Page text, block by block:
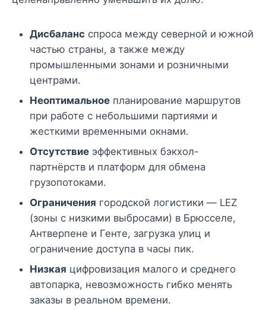
Дисбаланс спроса между северной и южной
частью страны, а также между
промышленными зонами и розничными
центрами.
Неоптимальное планирование маршрутов
при работе с небольшими партиями и
жесткими временными окнами.
Отсутствие эффективных бэкхол-
партнёрств и платформ для обмена
грузопотоками.
Ограничения городской логистики — LEZ
(зоны с низкими выбросами) в Брюсселе,
Антверпене и Генте, загрузка улиц и
ограничение доступа в часы пик.
Низкая цифровизация малого и среднего
автопарка, невозможность гибко менять
заказы в реальном времени.